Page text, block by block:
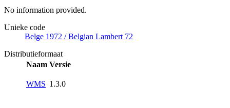
No information provided.
Unieke code
Belge 1972 / Belgian Lambert 72
Distributieformaat
Naam Versie
WMS 1.3.0